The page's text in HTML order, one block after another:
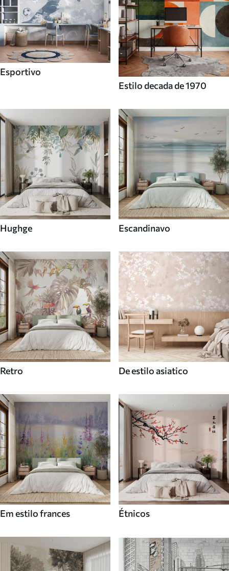
Esportivo
Estilo decada de 1970
Hughge Escandinavo
Retro De estilo asiatico
Em estilo frances Étnicos